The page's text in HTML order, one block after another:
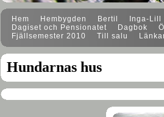
Hem Hembygden Bertil Inga-Lill
Dagiset och Pensionatet
Dagbok
Fjällsemester 2010
Till salu
Hundarnas hus